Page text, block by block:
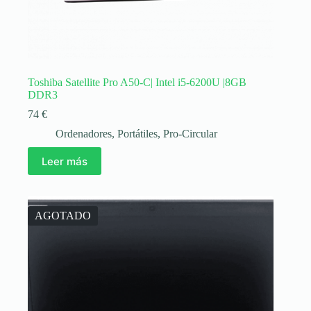
Toshiba Satellite Pro A50-C| Intel i5-6200U |8GB
DDR3
74 €
Ordenadores, Portátiles, Pro-Circular
Leer más
AGOTADO